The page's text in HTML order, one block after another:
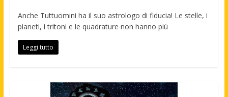
Anche Tuttuomini ha il suo astrologo di fiducia! Le stelle, i
pianeti, i tritoni e le quadrature non hanno più
Leggi tutto